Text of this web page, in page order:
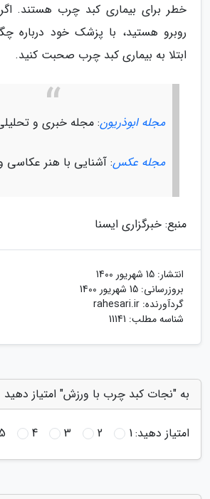
خطر برای بیماری کبد چرب هستند.
روبرو هستید، با پزشک خود درباره
ابتلا به بیماری کبد چرب صحبت کنید.
مجله ابوذریون: مجله خبری و
مجله عکس: آشنایی با هنر عکاسی
منبع: خبرگزاری ایسنا
انتشار: 15 شهریور 1400
بروزرسانی: 15 شهریور 1400
گردآورنده: rahesari.ir
شناسه مطلب: 11141
به "نجات کبد چرب با ورزش" امتیاز دهید
امتیاز دهید:1
2
3
4